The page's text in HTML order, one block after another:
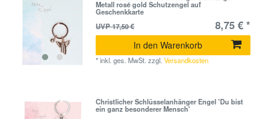
Metall rosé gold Schutzengel auf
Geschenkkarte
UVP 17,50 €
8,75 € *
In den Warenkorb
*inkl. ges. MwSt. zzgl.Versandkosten
Christlicher Schlüsselanhänger Engel 'Du bist
ein ganz besonderer Mensch'